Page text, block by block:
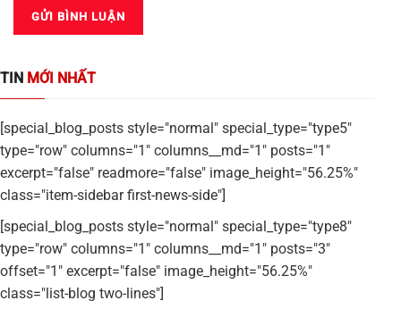
TIN MỚI NHẤT
[special_blog_posts style="normal" special_type="type5"
type="row" columns="1" columns__md="1" posts="1"
excerpt="false" readmore="false" image_height="56.25%"
class="item-sidebar first-news-side"]
[special_blog_posts style="normal" special_type="type8"
type="row" columns="1" columns__md="1" posts="3"
offset="1" excerpt="false" image_height="56.25%"
class="list-blog two-lines"]